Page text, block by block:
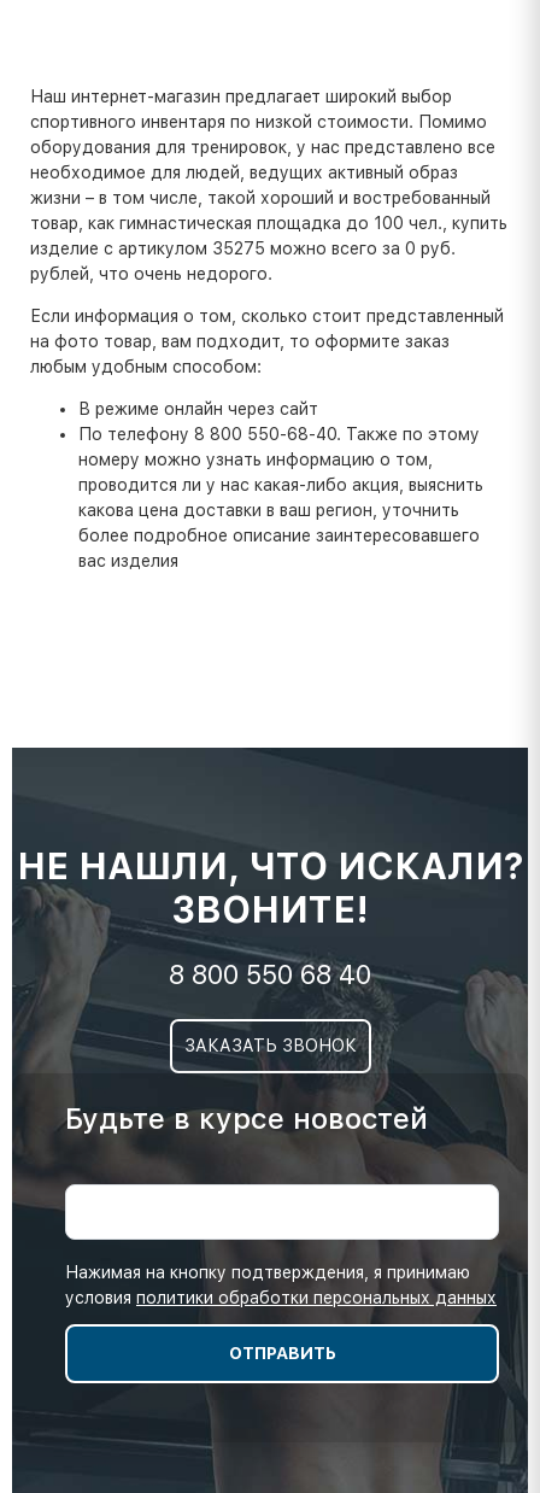
Наш интернет-магазин предлагает широкий выбор
спортивного инвентаря по низкой стоимости. Помимо
оборудования для тренировок, у нас представлено все
необходимое для людей, ведущих активный образ
жизни – в том числе, такой хороший и востребованный
товар, как гимнастическая площадка до 100 чел., купить
изделие с артикулом 35275 можно всего за 0 руб.
рублей, что очень недорого.
Если информация о том, сколько стоит представленный
на фото товар, вам подходит, то оформите заказ
любым удобным способом:
В режиме онлайн через сайт
По телефону 8 800 550-68-40. Также по этому
номеру можно узнать информацию о том,
проводится ли у нас какая-либо акция, выяснить
какова цена доставки в ваш регион, уточнить
более подробное описание заинтересовавшего
вас изделия
НЕ НАШЛИ, ЧТО ИСКАЛИ?
ЗВОНИТЕ!
8 800 550 68 40
ЗАКАЗАТЬ ЗВОНОК
Будьте в курсе новостей
Нажимая на кнопку подтверждения, я принимаю
условия политики обработки персональных данных